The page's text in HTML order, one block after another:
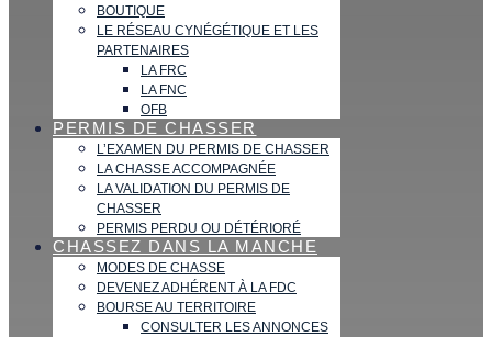
BOUTIQUE
LE RÉSEAU CYNÉGÉTIQUE ET LES
PARTENAIRES
LA FRC
LA FNC
OFB
PERMIS DE CHASSER
L’EXAMEN DU PERMIS DE CHASSER
LA CHASSE ACCOMPAGNÉE
LA VALIDATION DU PERMIS DE
CHASSER
PERMIS PERDU OU DÉTÉRIORÉ
CHASSEZ DANS LA MANCHE
MODES DE CHASSE
DEVENEZ ADHÉRENT À LA FDC
BOURSE AU TERRITOIRE
CONSULTER LES ANNONCES